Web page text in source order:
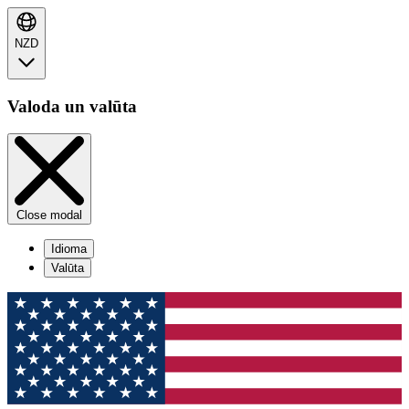
NZD
Valoda un valūta
Close modal
Idioma
Valūta